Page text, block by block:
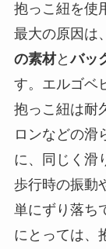
抱っこ紐を使
最大の原因は、
の素材とバッ
す。エルゴベ
抱っこ紐は耐
ロンなどの滑
に、同じく滑
歩行時の振動
単にずり落ち
にとっては、